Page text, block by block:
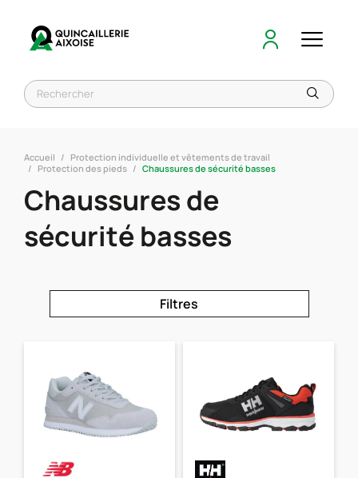
Accueil
Protection individuelle et vêtements de travail
Protection des pieds
Chaussures de sécurité basses
Chaussures de
sécurité basses
Filtres